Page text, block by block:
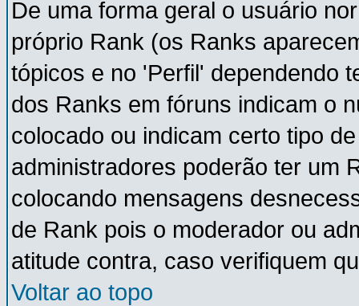
De uma forma geral o usuário
próprio Rank (os Ranks
tópicos e no 'Perfil' dependendo
dos Ranks em fóruns indicam o
colocado ou indicam certo tipo
administradores poderão ter um
colocando mensagens
de Rank pois o moderador ou
atitude contra, caso verifiquem
Voltar ao topo